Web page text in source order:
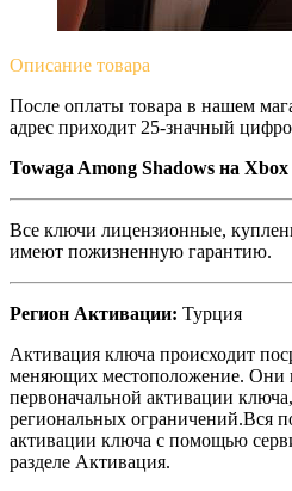
Описание товара
После оплаты товара в нашем
адрес приходит 25-значный
Towaga Among Shadows на
Все ключи лицензионные,
имеют пожизненную гарантию.
Регион Активации: Турция
Активация ключа происходит
меняющих местоположение. Они
первоначальной активации
региональных ограничений.Вся
активации ключа с помощью
разделе Активация.